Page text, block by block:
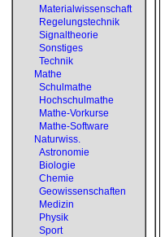
Materialwissenschaft
Regelungstechnik
Signaltheorie
Sonstiges
Technik
Mathe
Schulmathe
Hochschulmathe
Mathe-Vorkurse
Mathe-Software
Naturwiss.
Astronomie
Biologie
Chemie
Geowissenschaften
Medizin
Physik
Sport